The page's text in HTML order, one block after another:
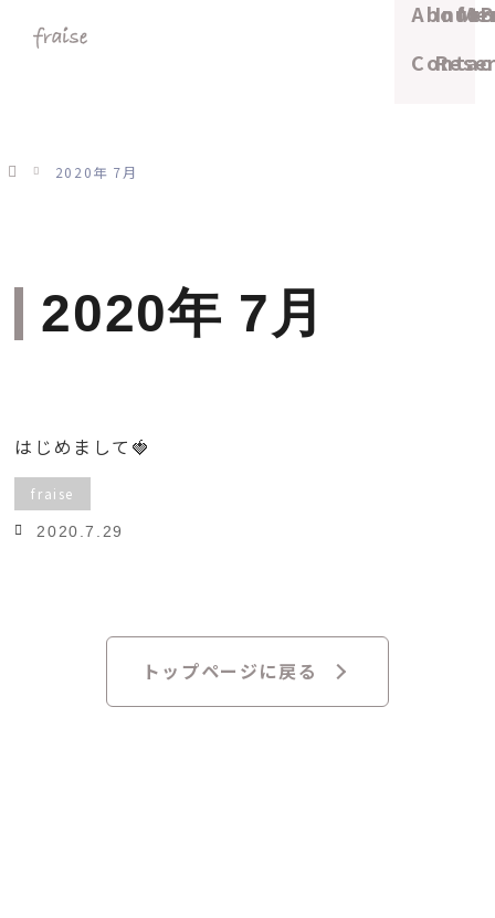
About
2020年 7月
2020年 7月
はじめまして🍓
fraise
2020.7.29
トップページに戻る